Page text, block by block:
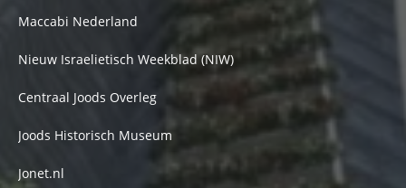
Maccabi Nederland
Nieuw Israelietisch Weekblad (NIW)
Centraal Joods Overleg
Joods Historisch Museum
Jonet.nl